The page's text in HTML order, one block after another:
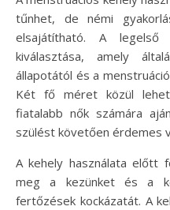
tűnhet, de némi
elsajátítható. A
kiválasztása, amely
állapotától és a
Két fő méret közül
fiatalabb nők számára
szülést követően érdemes
A kehely használata előtt
meg a kezünket és a
fertőzések kockázatát. A